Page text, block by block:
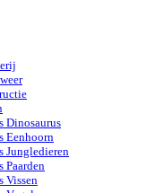
Dinosaurus
Eenhoorn
Jungledieren
Paarden
Vissen